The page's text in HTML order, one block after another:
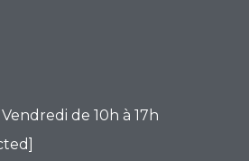
de 10h à 17h